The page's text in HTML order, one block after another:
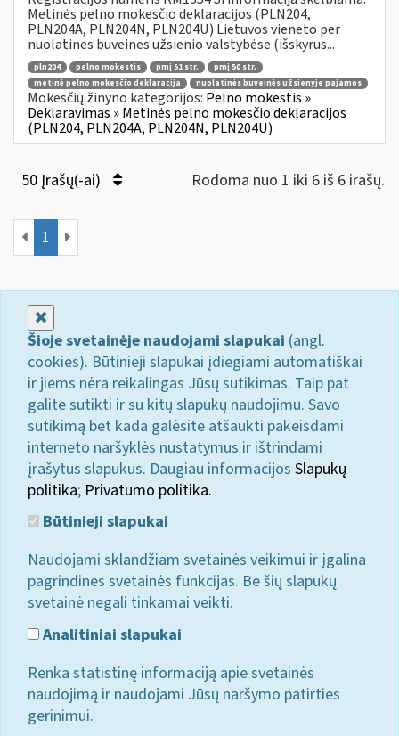
Metinės pelno mokesčio deklaracijos (PLN204,
PLN204A, PLN204N, PLN204U) Lietuvos vieneto per
nuolatines buveines užsienio valstybėse (išskyrus...
pln204 pelno mokestis pmį 51 str.
pmį 50 str.
metinė pelno mokesčio deklaracija
nuolatinės buveinės užsienyje pajamos
Mokesčių žinyno kategorijos: Pelno mokestis »
Deklaravimas » Metinės pelno mokesčio deklaracijos
(PLN204, PLN204A, PLN204N, PLN204U)
50 Įrašų(-ai) Rodoma nuo 1 iki 6 iš 6 irašų.
1
Šioje svetainėje naudojami slapukai (angl.
cookies). Būtinieji slapukai įdiegiami automatiškai
ir jiems nėra reikalingas Jūsų sutikimas. Taip pat
galite sutikti ir su kitų slapukų naudojimu. Savo
sutikimą bet kada galėsite atšaukti pakeisdami
interneto naršyklės nustatymus ir ištrindami
įrašytus slapukus. Daugiau informacijos Slapukų
politika; Privatumo politika.
Būtinieji slapukai
Naudojami sklandžiam svetainės veikimui ir įgalina
pagrindines svetainės funkcijas. Be šių slapukų
svetainė negali tinkamai veikti.
Analitiniai slapukai
Renka statistinę informaciją apie svetainės
naudojimą ir naudojami Jūsų naršymo patirties
gerinimui.